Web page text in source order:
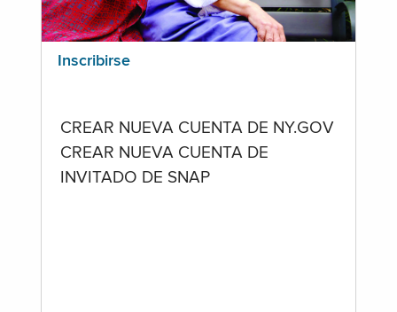
Inscribirse
CREAR NUEVA CUENTA DE NY.GOV
CREAR NUEVA CUENTA DE
INVITADO DE SNAP